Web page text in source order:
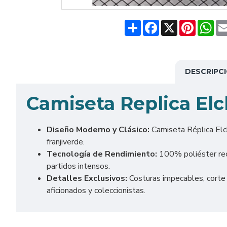
ShareFacebook
X
Camiseta Replica
Diseño Moderno y Clásico: Camiseta Réplica
franjiverde.
Tecnología de Rendimiento: 100% poliéster
partidos intensos.
Detalles Exclusivos: Costuras impecables,
aficionados y coleccionistas.